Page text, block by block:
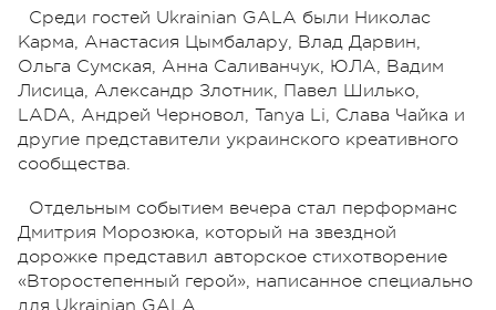
Среди гостей Ukrainian GALA были Николас
Карма, Анастасия Цымбалару, Влад Дарвин,
Ольга Сумская, Анна Саливанчук, ЮЛА, Вадим
Лисица, Александр Злотник, Павел Шилько,
LADA, Андрей Черновол, Tanya Li, Слава Чайка и
другие представители украинского креативного
сообщества.
Отдельным событием вечера стал перформанс
Дмитрия Морозюка, который на звездной
дорожке представил авторское стихотворение
«Второстепенный герой», написанное специально